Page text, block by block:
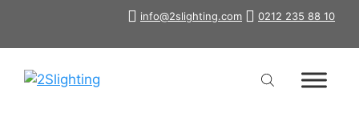
info@2slighting.com 0212 235 88 10